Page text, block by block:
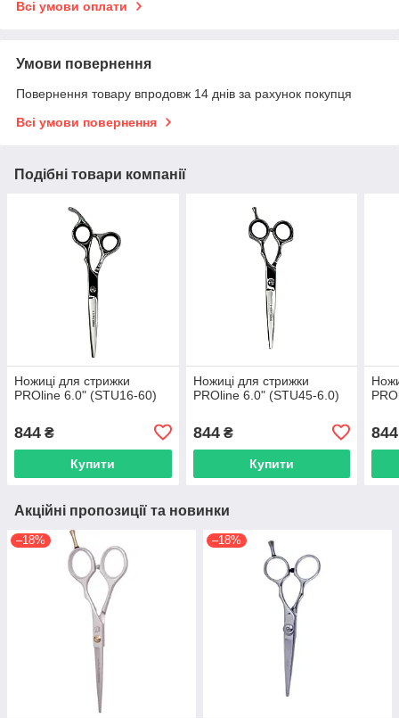
Всі умови оплати
Умови повернення
Повернення товару впродовж 14 днів за рахунок покупця
Всі умови повернення
Подібні товари компанії
Ножиці для стрижки
PROline 6.0" (STU16-60)
844 ₴
Купити
Ножиці для стрижки
PROline 6.0" (STU45-6.0)
844₴
Купити
844
Акційні пропозиції та новинки
–18% –18%